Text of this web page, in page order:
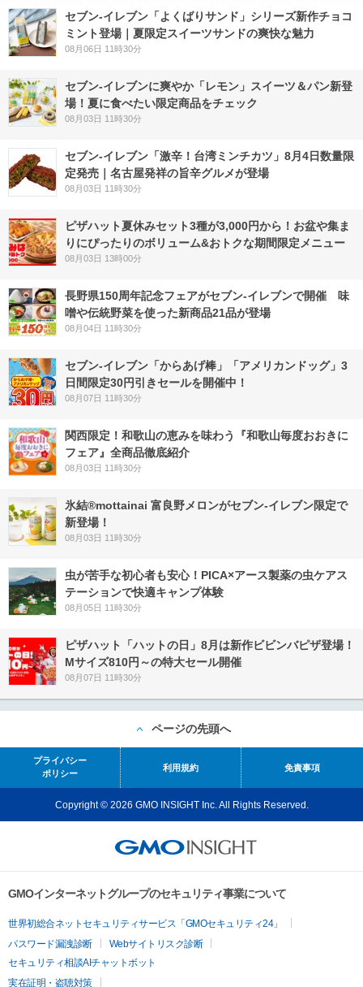
セブン‐イレブン「よくばりサンド」シリーズ新作チョコ
ミント登場｜夏限定スイーツサンドの爽快な魅力
08月06日 11時30分
セブン‐イレブンに爽やか「レモン」スイーツ＆パン新登
場！夏に食べたい限定商品をチェック
08月03日 11時30分
セブン-イレブン「激辛！台湾ミンチカツ」8月4日数量限
定発売｜名古屋発祥の旨辛グルメが登場
08月03日 11時30分
ピザハット夏休みセット3種が3,000円から！お盆や集ま
りにぴったりのボリューム&おトクな期間限定メニュー
08月03日 13時00分
長野県150周年記念フェアがセブン-イレブンで開催 味
噌や伝統野菜を使った新商品21品が登場
08月04日 11時30分
セブン‐イレブン「からあげ棒」「アメリカンドッグ」3
日間限定30円引きセールを開催中！
08月07日 11時30分
関西限定！和歌山の恵みを味わう『和歌山毎度おおきに
フェア』全商品徹底紹介
08月03日 11時30分
氷結®mottainai 富良野メロンがセブン‐イレブン限定で
新登場！
08月03日 11時30分
虫が苦手な初心者も安心！PICA×アース製薬の虫ケアス
テーションで快適キャンプ体験
08月05日 11時30分
ピザハット「ハットの日」8月は新作ビビンバピザ登場！
Mサイズ810円～の特大セール開催
08月07日 11時30分
ページの先頭へ
プライバシー
ポリシー
利用規約 免責事項
Copyright © 2026 GMO INSIGHT Inc. All Rights Reserved.
GMOインターネットグループのセキュリティ事業について
世界初総合ネットセキュリティサービス「GMOセキュリティ24」
パスワード漏洩診断
Webサイトリスク診断
セキュリティ相談AIチャットボット
実在証明・盗聴対策